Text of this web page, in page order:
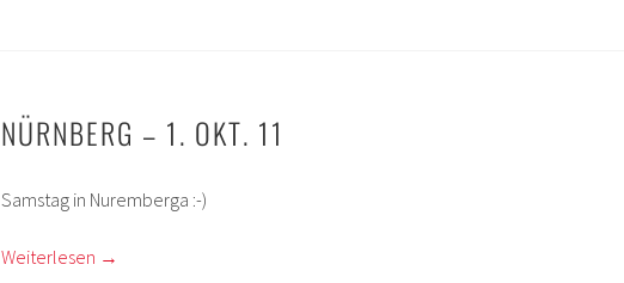
NÜRNBERG – 1. OKT. 11
Samstag in Nuremberga :-)
Weiterlesen →